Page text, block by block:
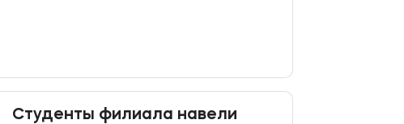
Студенты филиала навели